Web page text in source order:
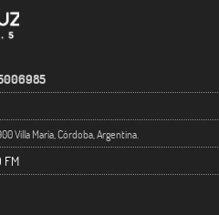
Villa María, Córdoba, Argentina.
FM